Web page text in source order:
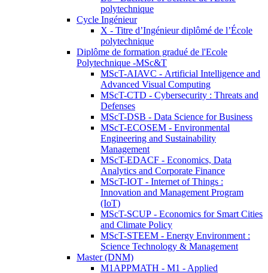
polytechnique
Cycle Ingénieur
X - Titre d’Ingénieur diplômé de l’École
polytechnique
Diplôme de formation gradué de l'Ecole
Polytechnique -MSc&T
MScT-AIAVC - Artificial Intelligence and
Advanced Visual Computing
MScT-CTD - Cybersecurity : Threats and
Defenses
MScT-DSB - Data Science for Business
MScT-ECOSEM - Environmental
Engineering and Sustainability
Management
MScT-EDACF - Economics, Data
Analytics and Corporate Finance
MScT-IOT - Internet of Things :
Innovation and Management Program
(IoT)
MScT-SCUP - Economics for Smart Cities
and Climate Policy
MScT-STEEM - Energy Environment :
Science Technology & Management
Master (DNM)
M1APPMATH - M1 - Applied